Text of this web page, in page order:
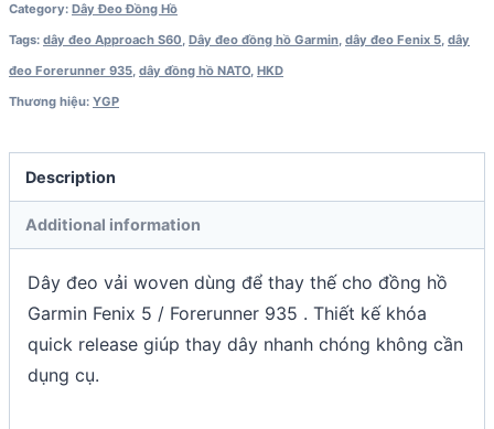
945
/
935
/
S60
(22mm)
quantity
Category: Dây Đeo Đồng Hồ
Tags: dây đeo Approach S60, Dây đeo đồng hồ Garmin, dây đeo Fenix 5, dây
đeo Forerunner 935, dây đồng hồ NATO, HKD
Thương hiệu: YGP
Description
Additional information
Dây đeo vải woven dùng để thay thế cho đồng hồ
Garmin Fenix 5 / Forerunner 935 . Thiết kế khóa
quick release giúp thay dây nhanh chóng không cần
dụng cụ.